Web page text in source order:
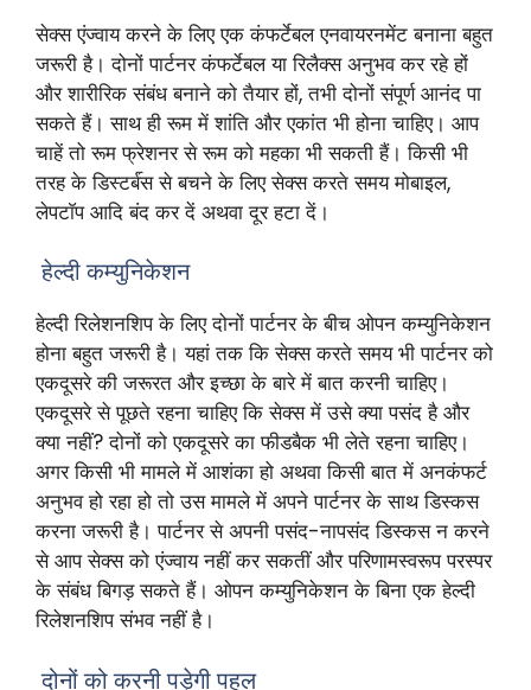
सेक्स एंज्वाय करने के लिए एक कंफर्टेबल एनवायरनमेंट बनाना बहुत
जरूरी है। दोनों पार्टनर कंफर्टेबल या रिलैक्स अनुभव कर रहे हों
और शारीरिक संबंध बनाने को तैयार हों, तभी दोनों संपूर्ण आनंद पा
सकते हैं। साथ ही रूम में शांति और एकांत भी होना चाहिए। आप
चाहें तो रूम फ्रेशनर से रूम को महका भी सकती हैं। किसी भी
तरह के डिस्टर्ब॔स से बचने के लिए सेक्स करते समय मोबाइल,
लेपटाॅप आदि बंद कर दें अथवा दूर हटा दें।
हेल्दी कम्युनिकेशन
हेल्दी रिलेशनशिप के लिए दोनों पार्टनर के बीच ओपन कम्युनिकेशन
होना बहुत जरूरी है। यहां तक कि सेक्स करते समय भी पार्टनर को
एकदूसरे की जरूरत और इच्छा के बारे में बात करनी चाहिए।
एकदूसरे से पूछते रहना चाहिए कि सेक्स में उसे क्या पसंद है और
क्या नहीं? दोनों को एकदूसरे का फीडबैक भी लेते रहना चाहिए।
अगर किसी भी मामले में आशंका हो अथवा किसी बात में अनकंफर्ट
अनुभव हो रहा हो तो उस मामले में अपने पार्टनर के साथ डिस्कस
करना जरूरी है। पार्टनर से अपनी पसंद-नापसंद डिस्कस न करने
से आप सेक्स को एंज्वाय नहीं कर सकतीं और परिणामस्वरूप परस्पर
के संबंध बिगड़ सकते हैं। ओपन कम्युनिकेशन के बिना एक हेल्दी
रिलेशनशिप संभव नहीं है।
दोनों को करनी पड़ेगी पहल